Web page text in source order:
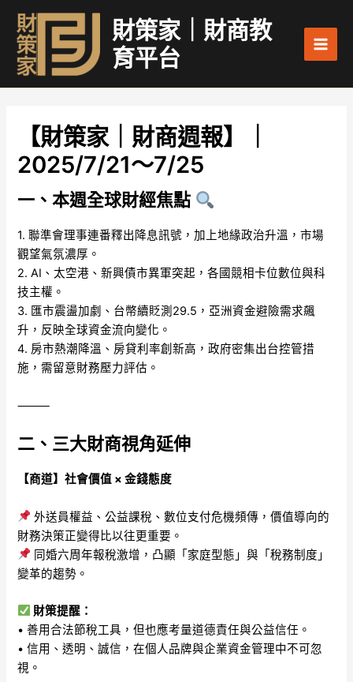
內
財策家｜財商教
育平台
【財策家｜財商週報】｜
2025/7/21～7/25
一、本週全球財經焦點
1. 聯準會理事連番釋出降息訊號，加上地緣政治升溫，市場
觀望氣氛濃厚。
2. AI、太空港、新興債市異軍突起，各國競相卡位數位與科
技主權。
3. 匯市震盪加劇、台幣續貶測29.5，亞洲資金避險需求飆
升，反映全球資金流向變化。
4. 房市熱潮降溫、房貸利率創新高，政府密集出台控管措
施，需留意財務壓力評估。
⸻
二、三大財商視角延伸
【商道】社會價值 × 金錢態度
外送員權益、公益課稅、數位支付危機頻傳，價值導向的
財務決策正變得比以往更重要。
同婚六周年報稅激增，凸顯「家庭型態」與「稅務制度」
變革的趨勢。
財策提醒：
• 善用合法節稅工具，但也應考量道德責任與公益信任。
• 信用、透明、誠信，在個人品牌與企業資金管理中不可忽
視。